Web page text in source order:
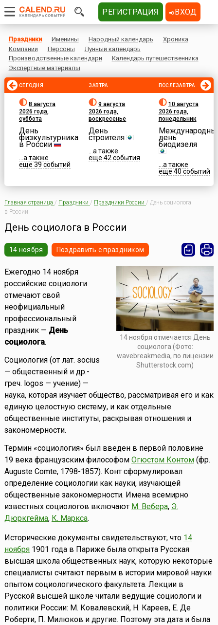
Праздники Именины Народный календарь
Хроника
Компании
Персоны
Лунный календарь
Производственные календари
Календарь путешественника
Экспертные материалы
СЕГОДНЯ
8 августа
2026 года,
суббота
День
физкультурника
в России
...а также
еще 39 событий
ЗАВТРА
9 августа
2026 года,
воскресенье
День
строителя
...а также
еще 42 события
ПОСЛЕЗАВТРА
10 августа
2026 года,
понедельник
день
биодизеля
...а также
еще 40 событий
Главная страница / Праздники / Праздники России / День социолога
в России
День социолога в России
14 ноября Поздравить с праздником
14 ноября отмечается День
социолога (Фото:
wavebreakmedia, по лицензии
Shutterstock.com)
Ежегодно 14 ноября
российские социологи
отмечают свой
неофициальный
профессиональный
праздник — День
социолога.
Социология (от лат. socius
— общественный и др.-
греч. logos — учение) —
наука, которая изучает общество, рассматривая его и как
единую целостную систему, и как отдельные
общественные институты, раскрывая отношения и
закономерности.
Термин «социология» был введен в первой половине
19 века французским философом Огюстом Контом(фр.
Auguste Comte, 1798-1857). Конт сформулировал
определение социологии как науки, изучающей
общественные закономерности. Имена всемирно
известных социологов включают М. Вебера, Э.
Дюркгейма, К. Маркса.
Исторические документы свидетельствуют, что 14
ноября1901 года в Париже была открыта Русская
высшая школа общественных наук, которую некоторые
специалисты считают первым в истории мировой науки
опытом социологического факультета. Лекции в
Русской высшей школе читали ведущие социологи и
политики России: М. Ковалевский, Н. Кареев, Е. Де
Роберти, П. Милюков и другие. Поэтому эта дата и была
РЕГИСТРАЦИЯ ВХОД